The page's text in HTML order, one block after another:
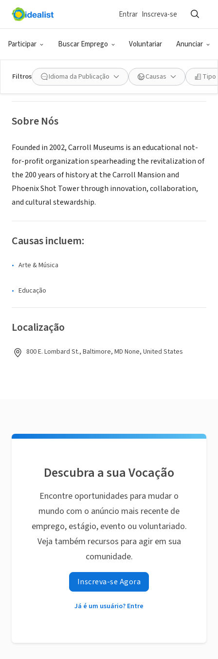
Participar Buscar Emprego Voluntariar Anunciar
Entrar Inscreva-se
Filtros Idioma da Publicação Causas Tipo
ONG (SETOR SOCIAL)
Carroll Museums
Sobre Nós
Founded in 2002, Carroll Museums is an educational not-
for-profit organization spearheading the revitalization of
the 200 years of history at the Carroll Mansion and
Phoenix Shot Tower through innovation, collaboration,
and cultural stewardship.
Causas incluem:
Arte & Música
Educação
Localização
800 E. Lombard St., Baltimore, MD None, United States
Descubra a sua Vocação
Encontre oportunidades para mudar o
mundo com o anúncio mais recente de
emprego, estágio, evento ou voluntariado.
Veja também recursos para agir em sua
comunidade.
Inscreva-se Agora
Já é um usuário? Entre